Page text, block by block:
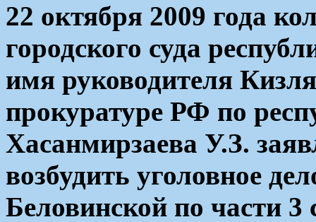
22 октября 2009 года
городского суда
имя руководителя
прокуратуре РФ по
Хасанмирзаева У.З.
возбудить уголовное
Беловинской по части